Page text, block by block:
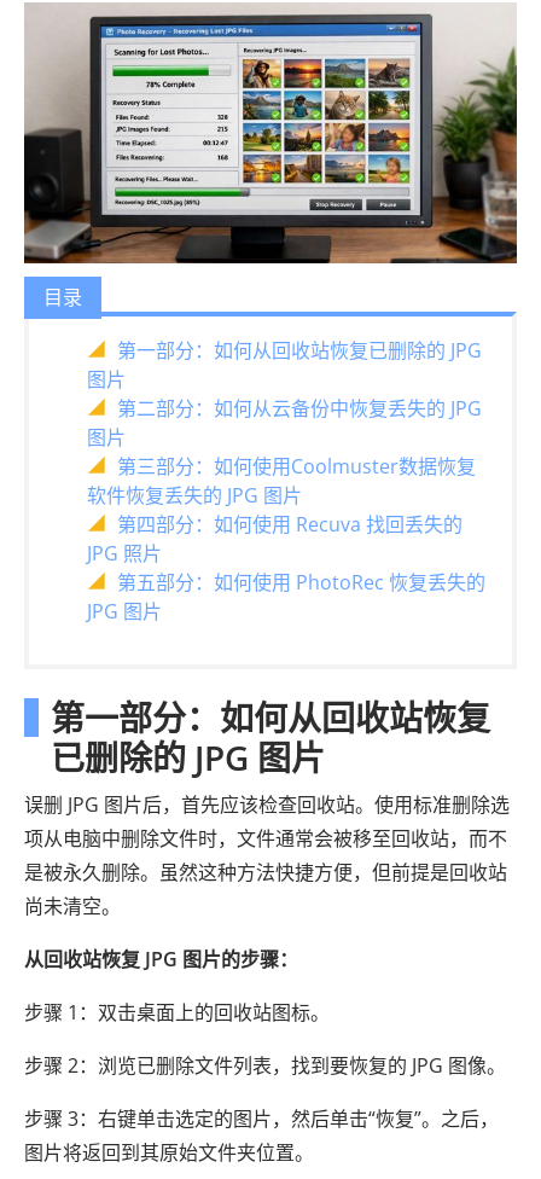
目录
第一部分：如何从回收站恢复已删除的 JPG
图片
第二部分：如何从云备份中恢复丢失的 JPG
图片
第三部分：如何使用Coolmuster数据恢复
软件恢复丢失的 JPG 图片
第四部分：如何使用 Recuva 找回丢失的
JPG 照片
第五部分：如何使用 PhotoRec 恢复丢失的
JPG 图片
第一部分：如何从回收站恢复
已删除的 JPG 图片
误删 JPG 图片后，首先应该检查回收站。使用标准删除选
项从电脑中删除文件时，文件通常会被移至回收站，而不
是被永久删除。虽然这种方法快捷方便，但前提是回收站
尚未清空。
从回收站恢复 JPG 图片的步骤：
步骤 1：双击桌面上的回收站图标。
步骤 2：浏览已删除文件列表，找到要恢复的 JPG 图像。
步骤 3：右键单击选定的图片，然后单击“恢复”。之后，
图片将返回到其原始文件夹位置。